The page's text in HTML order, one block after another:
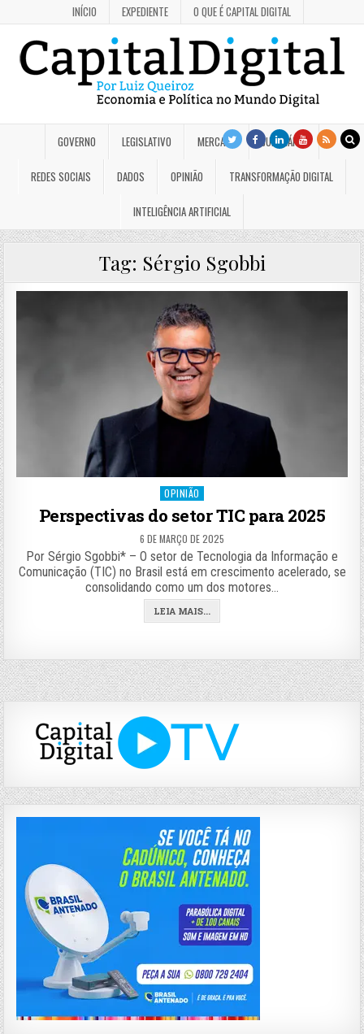
INÍCIO EXPEDIENTE O QUE É CAPITAL DIGITAL
GOVERNO LEGISLATIVO MERCADO JUDICIÁRIO
REDES SOCIAIS DADOS OPINIÃO TRANSFORMAÇÃO DIGITAL
INTELIGÊNCIA ARTIFICIAL
Tag: Sérgio Sgobbi
Posted
OPINIÃO
Perspectivas do setor TIC para 2025
6 DE MARÇO DE 2025
Por Sérgio Sgobbi* – O setor de Tecnologia da Informação e
Comunicação (TIC) no Brasil está em crescimento acelerado, se
consolidando como um dos motores…
LEIA MAIS...